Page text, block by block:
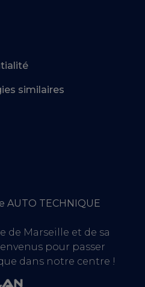
similaires
TECHNIQUE
de Marseille et de sa
pour passer
dans notre centre !